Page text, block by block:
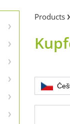
Products